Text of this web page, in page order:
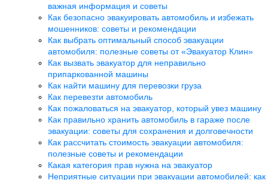
важная информация и советы
Как безопасно эвакуировать автомобиль и избежать
мошенников: советы и рекомендации
Как выбрать оптимальный способ эвакуации
автомобиля: полезные советы от «Эвакуатор Клин»
Как вызвать эвакуатор для неправильно
припаркованной машины
Как найти машину для перевозки груза
Как перевезти автомобиль
Как пожаловаться на эвакуатор, который увез машину
Как правильно хранить автомобиль в гараже после
эвакуации: советы для сохранения и долговечности
Как рассчитать стоимость эвакуации автомобиля:
полезные советы и рекомендации
Какая категория прав нужна на эвакуатор
Неприятные ситуации при эвакуации автомобилей: как